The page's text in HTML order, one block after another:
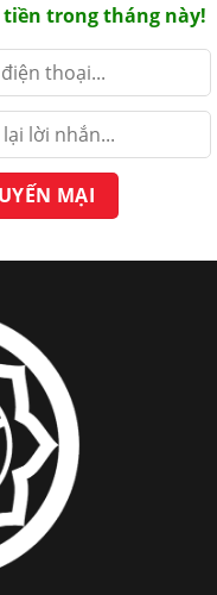
tiền trong tháng này!